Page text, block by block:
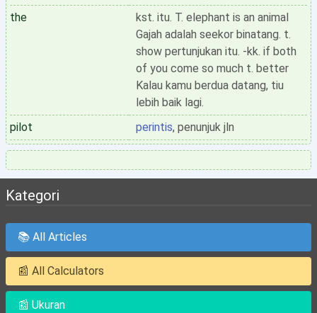
the
kst. itu. T. elephant is an animal
Gajah adalah seekor binatang. t.
show pertunjukan itu. -kk. if both
of you come so much t. better
Kalau kamu berdua datang, tiu
lebih baik lagi.
pilot
perintis, penunjuk jln
Kategori
📚 All Articles
📰 All Calculators
📰 Ukuran